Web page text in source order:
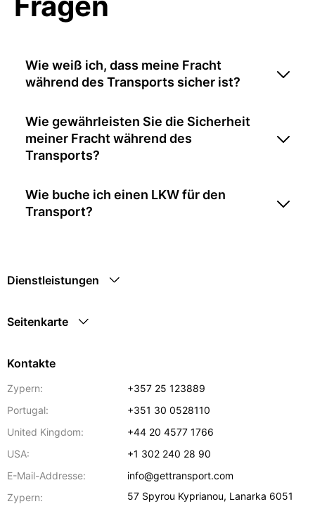
Wie weiß ich, dass meine Fracht
während des Transports sicher ist?
Wie gewährleisten Sie die Sicherheit
meiner Fracht während des
Transports?
Wie buche ich einen LKW für den
Transport?
Dienstleistungen
Seitenkarte
Kontakte
Zypern:
+357 25 123889
Portugal:
+351 30 0528110
United Kingdom:
+44 20 4577 1766
USA:
+1 302 240 28 90
E-Mail-Addresse:
info@gettransport.com
Zypern:
57 Spyrou Kyprianou, Lanarka 6051